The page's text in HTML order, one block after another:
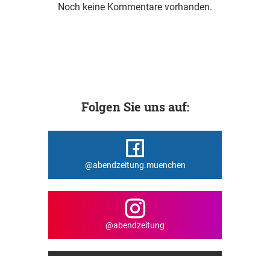
Noch keine Kommentare vorhanden.
Folgen Sie uns auf:
@abendzeitung.muenchen
@abendzeitung